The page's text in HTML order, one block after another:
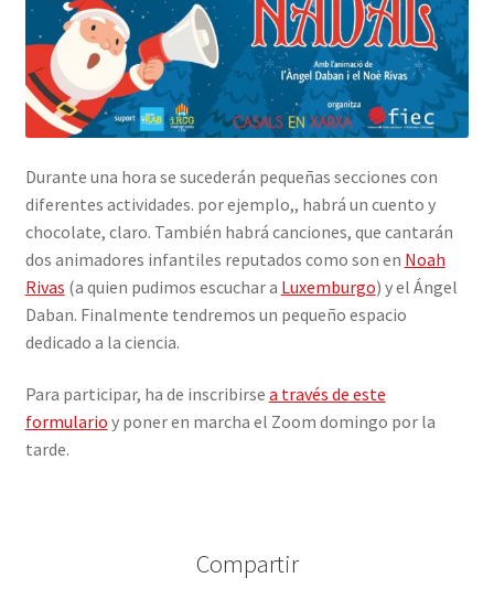
Durante una hora se sucederán pequeñas secciones con
diferentes actividades. por ejemplo,, habrá un cuento y
chocolate, claro. También habrá canciones, que cantarán
dos animadores infantiles reputados como son en Noah
Rivas (a quien pudimos escuchar a Luxemburgo) y el Ángel
Daban. Finalmente tendremos un pequeño espacio
dedicado a la ciencia.
Para participar, ha de inscribirse a través de este
formulario y poner en marcha el Zoom domingo por la
tarde.
Compartir